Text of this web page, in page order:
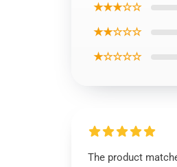
★★★☆☆
★★☆☆☆
★☆☆☆☆
The product